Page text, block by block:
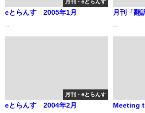
月刊・eとらんす
eとらんす 2005年1月 月刊「翻
月刊・eとらんす
eとらんす 2004年2月
Meeting